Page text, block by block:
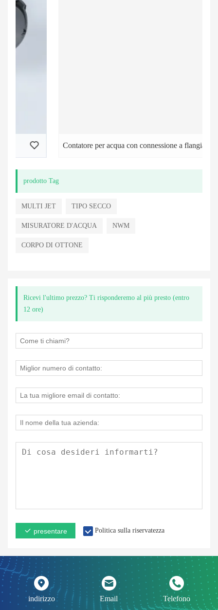
Contatore per acqua con connessione a flangia a secco a getto multiplo
prodotto Tag
MULTI JET TIPO SECCO
MISURATORE D'ACQUA NWM
CORPO DI OTTONE
Ricevi l'ultimo prezzo? Ti risponderemo al più presto (entro
12 ore)
presentare Politica sulla riservatezza
indirizzo Email Telefono